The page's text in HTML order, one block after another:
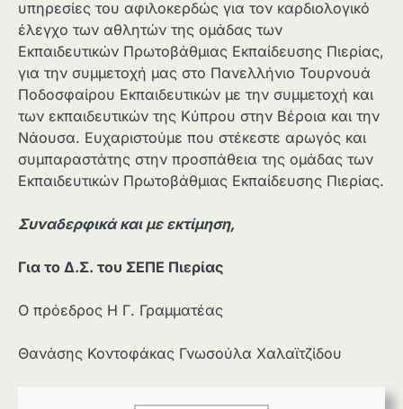
υπηρεσίες του αφιλοκερδώς για τον καρδιολογικό
έλεγχο των αθλητών της ομάδας των
Εκπαιδευτικών Πρωτοβάθμιας Εκπαίδευσης Πιερίας,
για την συμμετοχή μας στο Πανελλήνιο Τουρνουά
Ποδοσφαίρου Εκπαιδευτικών με την συμμετοχή και
των εκπαιδευτικών της Κύπρου στην Βέροια και την
Νάουσα. Ευχαριστούμε που στέκεστε αρωγός και
συμπαραστάτης στην προσπάθεια της ομάδας των
Εκπαιδευτικών Πρωτοβάθμιας Εκπαίδευσης Πιερίας.
Συναδερφικά και με εκτίμηση,
Για το Δ.Σ. του ΣΕΠΕ Πιερίας
Ο πρόεδρος Η Γ. Γραμματέας
Θανάσης Κοντοφάκας Γνωσούλα Χαλαϊτζίδου